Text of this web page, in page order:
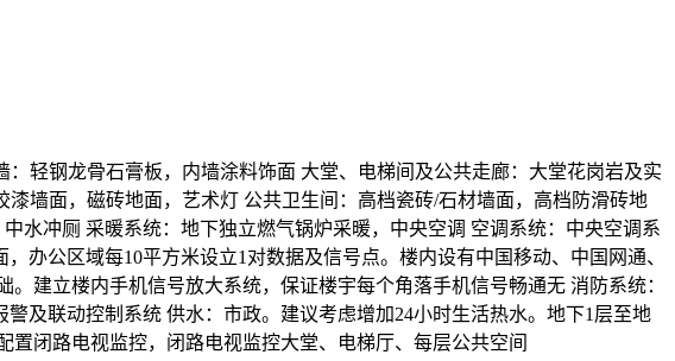
轻钢龙骨石膏板，内墙涂料饰面 大堂、电梯间及公共走廊：大堂花岗岩及实
墙面，磁砖地面，艺术灯 公共卫生间：高档瓷砖/石材墙面，高档防滑砖地
水冲厕 采暖系统：地下独立燃气锅炉采暖，中央空调 空调系统：中央空调系
办公区域每10平方米设立1对数据及信号点。楼内设有中国移动、中国网通、
建立楼内手机信号放大系统，保证楼宇每个角落手机信号畅通无 消防系统：
及联动控制系统 供水：市政。建议考虑增加24小时生活热水。地下1层至地
置闭路电视监控，闭路电视监控大堂、电梯厅、每层公共空间